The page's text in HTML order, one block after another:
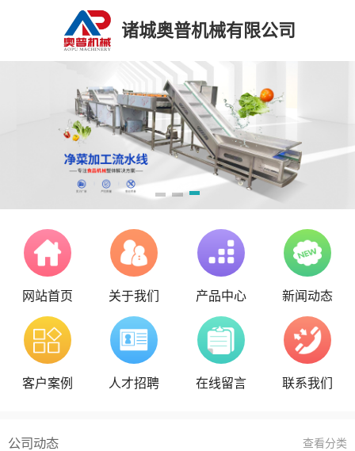
诸城奥普机械有限公司
网站首页 关于我们 产品中心 新闻动态
客户案例 人才招聘 在线留言 联系我们
公司动态 查看分类